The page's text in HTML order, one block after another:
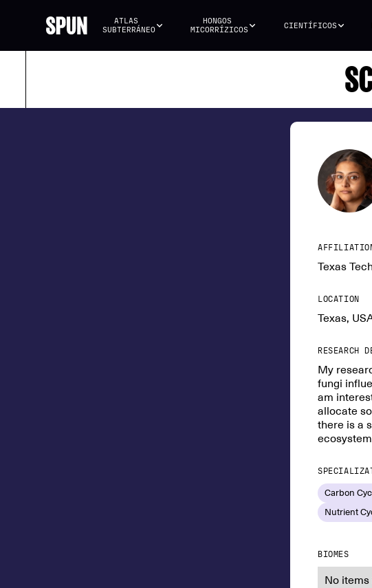
ATLAS
SUBTERRÁNEO
HONGOS
MICORRÍZICOS
CIENTÍFICOS
Texas
LOCATION
Texas,
RESEARCH
My
fungi
am
allocate
there is a
Carbon
Nutrient
BIOMES
No items